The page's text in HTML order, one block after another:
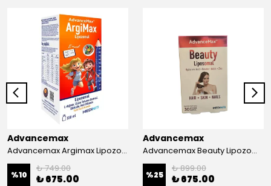
Advancemax
Advancemax Argimax Lipozomal Sıvı 150 ml 8684375607587
%10
₺ 749.00
₺ 675.00
Advancemax
Advancemax Beauty Lipozomal Hyalüronik Asit Keratin Biotin Zn 30 Kapsül 8684375607556
%25
₺ 899.00
₺ 675.00